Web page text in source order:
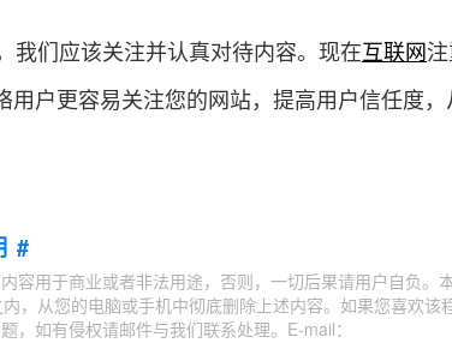
我们应该关注并认真对待内容。现在互联网
户更容易关注您的网站，提高用户信任度，
#
容用于商业或者非法用途，否则，一切后果请用户自负。
，从您的电脑或手机中彻底删除上述内容。如果您喜欢该
如有侵权请邮件与我们联系处理。E-mail：